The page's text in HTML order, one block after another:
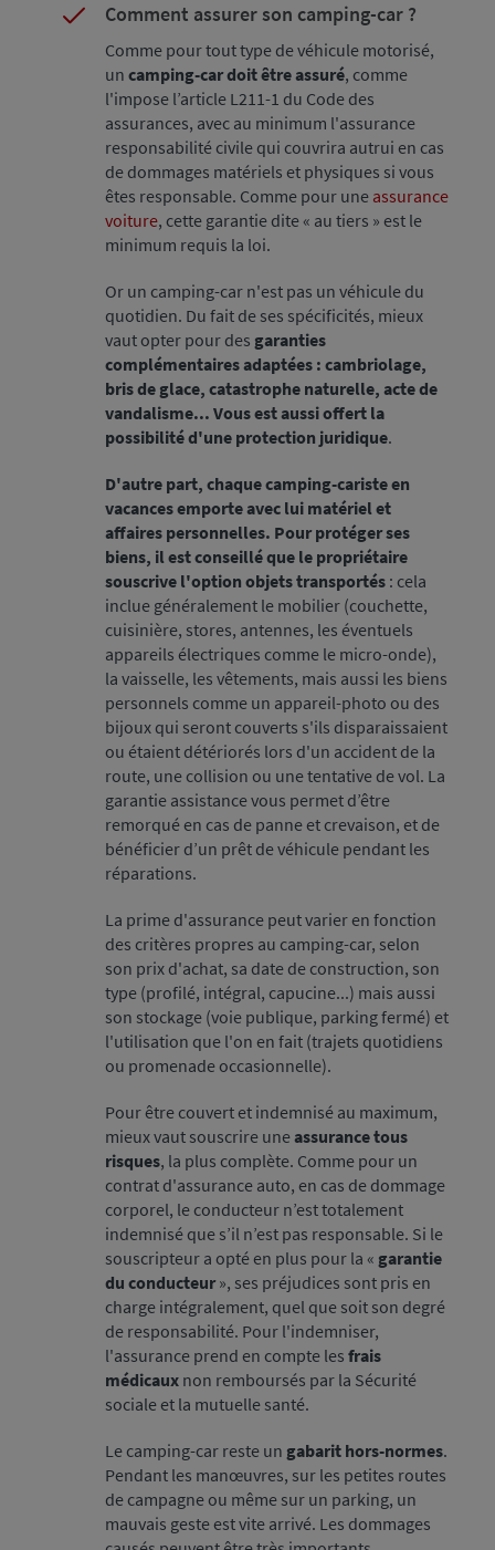
Comment assurer son camping-car ?
Comme pour tout type de véhicule motorisé,
uncamping-car doit être assuré, comme
l'impose l’article L211-1 du Code des
assurances, avec au minimum l'assurance
responsabilité civile qui couvrira autrui en cas
de dommages matériels et physiques si vous
êtes responsable. Comme pour une assurance
voiture, cette garantie dite « au tiers » est le
minimum requis la loi.
Or un camping-car n'est pas un véhicule du
quotidien. Du fait de ses spécificités, mieux
vaut opter pour des garanties
complémentaires adaptées : cambriolage,
bris de glace, catastrophe naturelle, acte de
vandalisme... Vous est aussi offert la
possibilité d'une protection juridique.
D'autre part, chaque camping-cariste en
vacances emporte avec lui matériel et
affaires personnelles. Pour protéger ses
biens, il est conseillé que le propriétaire
souscrive l'option objets transportés : cela
inclue généralement le mobilier (couchette,
cuisinière, stores, antennes, les éventuels
appareils électriques comme le micro-onde),
la vaisselle, les vêtements, mais aussi les biens
personnels comme un appareil-photo ou des
bijoux qui seront couverts s'ils disparaissaient
ou étaient détériorés lors d'un accident de la
route, une collision ou une tentative de vol. La
garantie assistance vous permet d’être
remorqué en cas de panne et crevaison, et de
bénéficier d’un prêt de véhicule pendant les
réparations.
La prime d'assurance peut varier en fonction
des critères propres au camping-car, selon
son prix d'achat, sa date de construction, son
type (profilé, intégral, capucine...) mais aussi
son stockage (voie publique, parking fermé) et
l'utilisation que l'on en fait (trajets quotidiens
ou promenade occasionnelle).
Pour être couvert et indemnisé au maximum,
mieux vaut souscrire uneassurance tous
risques, la plus complète. Comme pour un
contrat d'assurance auto, en cas de dommage
corporel, le conducteur n’est totalement
indemnisé que s’il n’est pas responsable. Si le
souscripteur a opté en plus pour la « garantie
du conducteur», ses préjudices sont pris en
charge intégralement, quel que soit son degré
de responsabilité. Pour l'indemniser,
l'assurance prend en compte lesfrais
médicaux non remboursés par la Sécurité
sociale et la mutuelle santé.
Le camping-car reste un gabarit hors-normes.
Pendant les manœuvres, sur les petites routes
de campagne ou même sur un parking, un
mauvais geste est vite arrivé. Les dommages